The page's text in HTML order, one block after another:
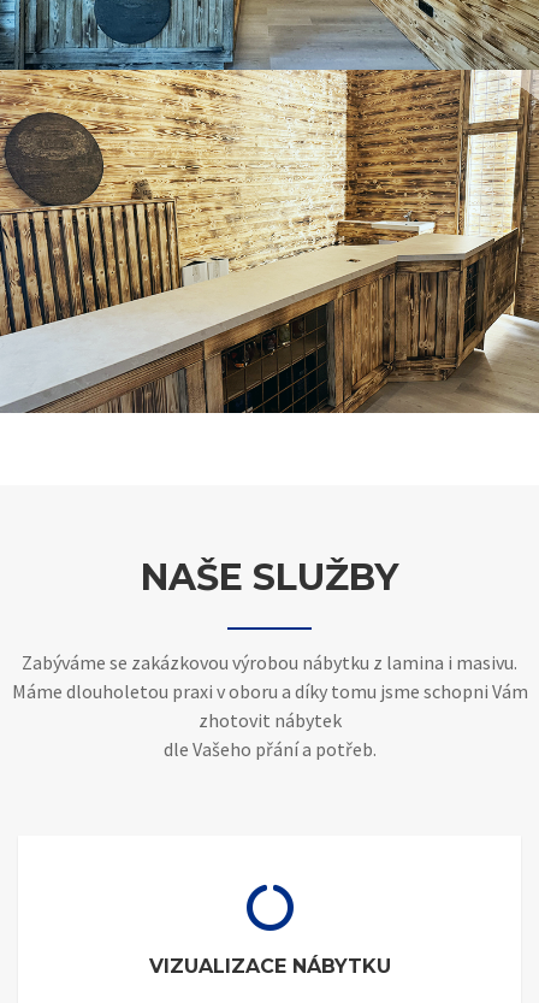
NAŠE SLUŽBY
Zabýváme se zakázkovou výrobou nábytku z lamina i masivu.
Máme dlouholetou praxi v oboru a díky tomu jsme schopni Vám
zhotovit nábytek
dle Vašeho přání a potřeb.
VIZUALIZACE NÁBYTKU